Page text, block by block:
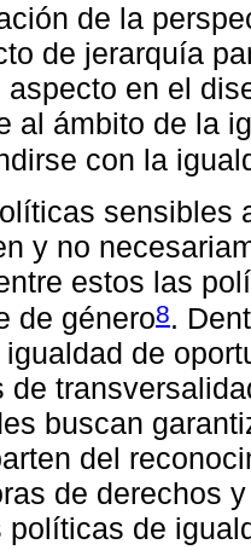
de la
de jerarquía
aspecto en el
al ámbito de la
con la
sensibles
y no
estos las
de género8.
de
de
buscan
del
de derechos
políticas de